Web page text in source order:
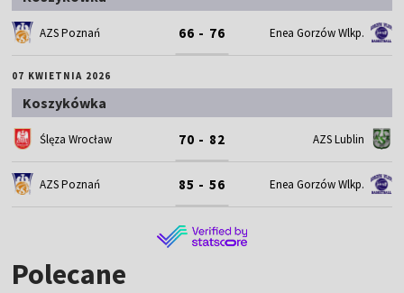
AZS Poznań 66 - 76 Enea Gorzów Wlkp.
07 KWIETNIA 2026
Koszykówka
Ślęza Wrocław 70 - 82 AZS Lublin
AZS Poznań 85 - 56 Enea Gorzów Wlkp.
Polecane